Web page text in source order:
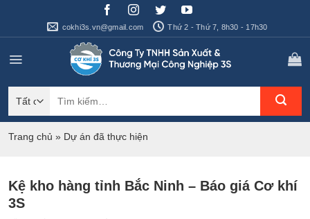
cokhi3s.vn@gmail.com Thứ 2 - Thứ 7, 8h30 - 17h30
kiếm:
Trang chủ » Dự án đã thực hiện
Kệ kho hàng tỉnh Bắc Ninh – Báo giá Cơ khí
3S